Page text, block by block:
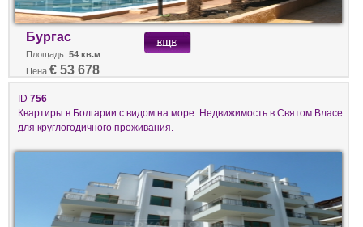
Бургас
Площадь: 54 кв.м
Цена € 53 678
ID 756
Квартиры в Болгарии с видом на море. Недвижимость в Святом Власе
для круглогодичного проживания.